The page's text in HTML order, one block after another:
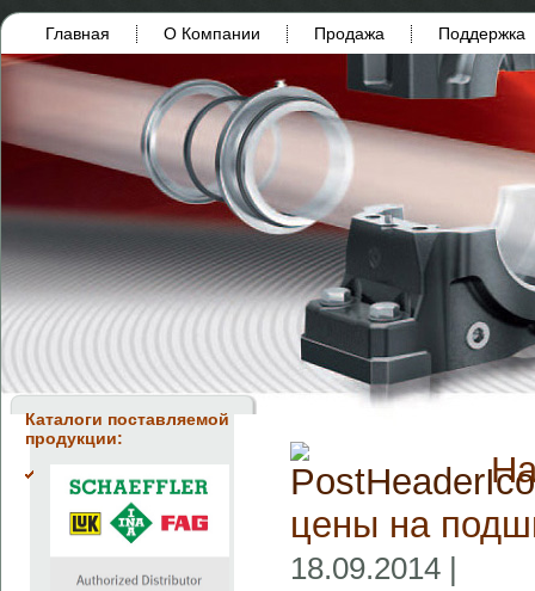
Главная О Компании Продажа Поддержка
Каталоги поставляемой
продукции:
цены на
18.09.2014 |